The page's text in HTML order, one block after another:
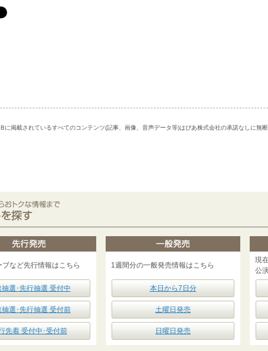
に掲載されているすべてのコンテンツ(記事、画像、音声データ等)はぴあ株式会社の承諾なしに無
ブなど先行情報はこちら
抽選･先行抽選 受付中
抽選･先行抽選 受付前
先着 受付中･受付前
1週間分の一般発売情報はこちら
本日から7日分
土曜日発売
日曜日発売
現
公